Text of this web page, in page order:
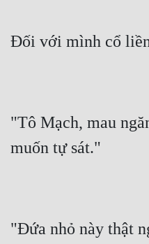
Đối với mình cổ
"Tô Mạch, mau
muốn tự sát."
"Đứa nhỏ này thật